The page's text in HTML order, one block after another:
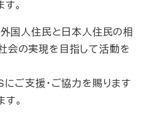
。
国人住民と日本人住民の相
会の実現を目指して活動を
ご支援・ご協力を賜ります
。